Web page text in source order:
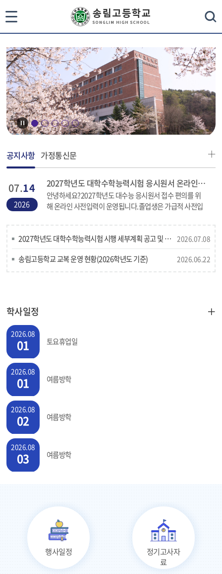
검색
통
합
검
닫
기
1 2 3 4 5
공지사항
2026
07.14 2027학년도 대학수학능력시험 응시원서 온라인 사전 입력 안내(졸업생)
안녕하세요?2027학년도 대수능 응시원서 접수 편의를 위
해 온라인 사전입력이 운영됩니다.졸업생은 가급적 사전입
2027학년도 대학수학능력시험 시행 세부계획 공고 및 보도자료
2026.07.08
송림고등학교 교복 운영 현황(2026학년도 기준) 2026.06.22
가정통신문
학사일정
2026.08
01 토요휴업일
2026.08
01 여름방학
2026.08
02 여름방학
2026.08
03 여름방학
2026.08
05 여름방학
2026.08
여름방학
행사일정
정기고사자
료